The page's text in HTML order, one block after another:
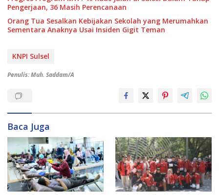
Pengerjaan, 36 Masih Perencanaan
Orang Tua Sesalkan Kebijakan Sekolah yang Merumahkan
Sementara Anaknya Usai Insiden Gigit Teman
KNPI Sulsel
Penulis: Muh. Saddam/A
Baca Juga